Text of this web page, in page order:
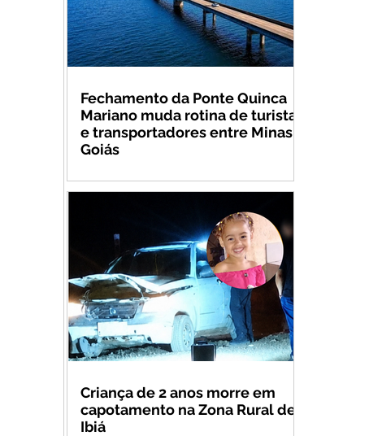
Fechamento da Ponte Quinca
Mariano muda rotina de turistas
e transportadores entre Minas e
Goiás
Criança de 2 anos morre em
capotamento na Zona Rural de
Ibiá